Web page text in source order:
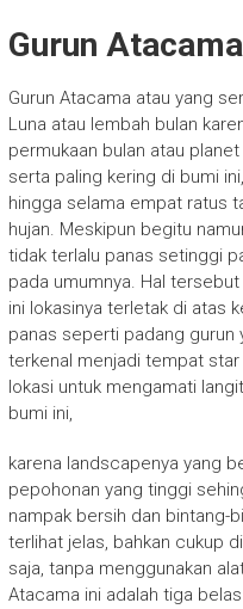
Gurun Atacama
Gurun Atacama atau yang
Luna atau lembah bulan
permukaan bulan atau
serta paling kering di bumi
hingga selama empat ratus
hujan. Meskipun begitu
tidak terlalu panas setinggi
pada umumnya. Hal
ini lokasinya terletak di atas
panas seperti padang gurun
terkenal menjadi tempat star
lokasi untuk mengamati
bumi ini,
karena landscapenya yang
pepohonan yang tinggi
nampak bersih dan bintang-
terlihat jelas, bahkan cukup
saja, tanpa menggunakan
Atacama ini adalah tiga